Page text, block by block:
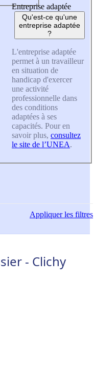
Entreprise adaptée
Qu'est-ce qu'une
entreprise adaptée
?
L'entreprise adaptée
permet à un travailleur
en situation de
handicap d'exercer
une activité
professionnelle dans
des conditions
adaptées à ses
capacités. Pour en
savoir plus, consultez
le site de l’UNEA.
Appliquerles filtres
- Clichy